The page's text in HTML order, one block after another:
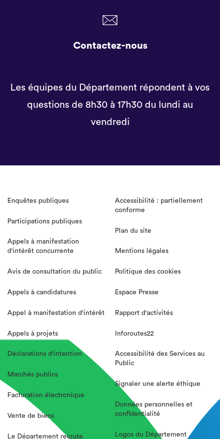
Contactez-nous
Les équipes du Département répondent à vos
questions de 8h30 à 17h30 du lundi au
vendredi
Enquêtes publiques
Participations publiques
Appels à manifestation
d'intérêt concurrente
Avis de consultation du public
Appels à candidatures
Appel à manifestation d'intérêt
Appels à projets
Déclarations d'intention
Marchés publics
Facturation électronique
Vente de biens
Le Département recrute
Accessibilité : partiellement
conforme
Plan du site
Mentions légales
Politique des cookies
Espace Presse
Rapport d'activités
Inforoutes22
Accessibilité des Services au
Public
Signaler une alerte éthique
Données personnelles et
confidentialité
Logos du Département